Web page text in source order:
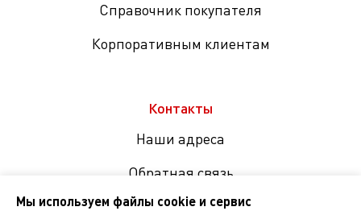
Справочник покупателя
Корпоративным клиентам
Контакты
Наши адреса
Обратная связь
Мы используем файлы cookie и сервис